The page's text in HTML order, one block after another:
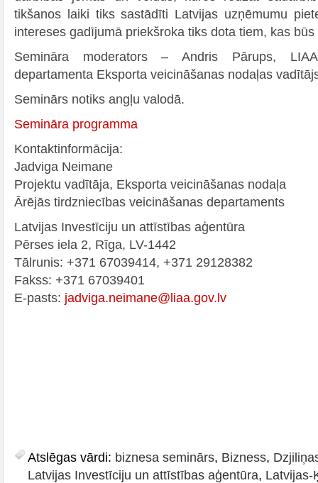
tikšanos laiki tiks sastādīti Latvijas uzņēmumu
intereses gadījumā priekšroka tiks dota tiem, kas
Semināra moderators – Andris Pārups,
departamenta Eksporta veicināšanas nodaļas
Seminārs notiks angļu valodā.
Semināra programma
Kontaktinformācija:
Jadviga Neimane
Projektu vadītāja, Eksporta veicināšanas nodaļa
Ārējās tirdzniecības veicināšanas departaments
Latvijas Investīciju un attīstības aģentūra
Pērses iela 2, Rīga, LV-1442
Tālrunis: +371 67039414, +371 29128382
Fakss: +371 67039401
E-pasts: jadviga.neimane@liaa.gov.lv
Atslēgas vārdi: biznesa seminārs, Bizness,
Latvijas Investīciju un attīstības aģentūra, Latvijas-